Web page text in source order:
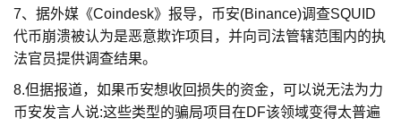
7、据外媒《Coindesk》报导，币安(Binance)调查SQUID
代币崩溃被认为是恶意欺诈项目，并向司法管辖范围内的执
法官员提供调查结果。
8.但据报道，如果币安想收回损失的资金，可以说无法为力
币安发言人说:这些类型的骗局项目在DF该领域变得太普遍